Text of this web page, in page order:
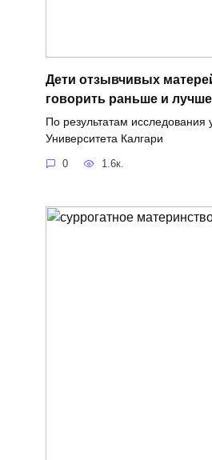
Дети отзывчивых
говорить раньше и лучше
По результатам исследования
Университета Калгари
0 1.6к.